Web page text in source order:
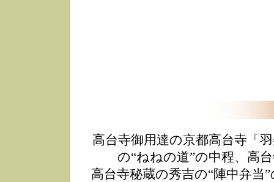
高台寺御用達の京都高台寺「
の“ねねの道”の中程、高
高台寺秘蔵の秀吉の“陣中弁